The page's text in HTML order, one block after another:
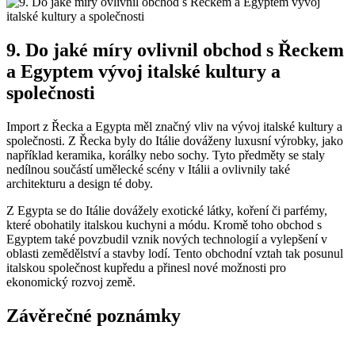
9. Do jaké míry ovlivnil obchod s Řeckem
a Egyptem vývoj italské kultury a
společnosti
Import z Řecka a Egypta měl značný vliv na vývoj italské kultury a
společnosti. Z Řecka byly do Itálie dováženy luxusní výrobky, jako
například keramika, korálky nebo sochy. Tyto předměty se staly
nedílnou součástí umělecké scény v Itálii a ovlivnily také
architekturu a design té doby.
Z Egypta se do Itálie dovážely exotické látky, koření či parfémy,
které obohatily italskou kuchyni a módu. Kromě toho obchod s
Egyptem také povzbudil vznik nových technologií a vylepšení v
oblasti zemědělství a stavby lodí. Tento obchodní vztah tak posunul
italskou společnost kupředu a přinesl nové možnosti pro
ekonomický rozvoj země.
Závěrečné poznámky